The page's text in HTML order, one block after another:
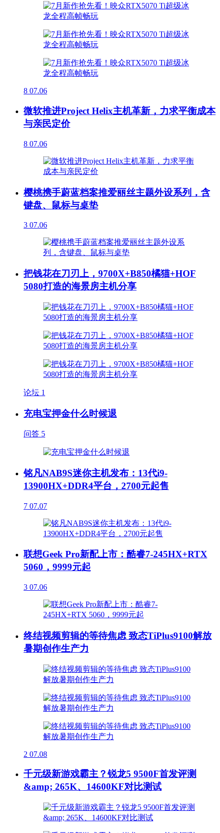
8 07.06
微软推进Project Helix主机革新，力求平衡成本
与亲民定价
8 07.06
樱桃携手蔚蓝档案推爱丽丝主题外设系列，含
键盘、鼠标与桌垫
3 07.06
把钱花在刀刃上，9700X+B850橘猫+HOF
5080打造的海景房主机分享
论坛 1
充电宝押金什么时候退
问答 5
铭凡NAB9S迷你主机发布：13代i9-
13900HX+DDR4平台，2700元起售
7 07.07
联想Geek Pro新配上市：酷睿7-245HX+RTX
5060，9999元起
3 07.06
终结视频剪辑的等待焦虑 致态TiPlus9100解放
暑期创作生产力
2 07.08
千元级新游戏霸主？锐龙5 9500F首发评测
&amp; 265K、14600KF对比测试